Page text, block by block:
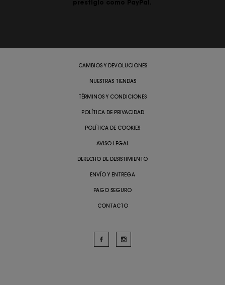
prestigio como PayPal.
CAMBIOS Y DEVOLUCIONES
NUESTRAS TIENDAS
TÉRMINOS Y CONDICIONES
POLÍTICA DE PRIVACIDAD
POLÍTICA DE COOKIES
AVISO LEGAL
DERECHO DE DESISTIMIENTO
ENVÍO Y ENTREGA
PAGO SEGURO
CONTACTO